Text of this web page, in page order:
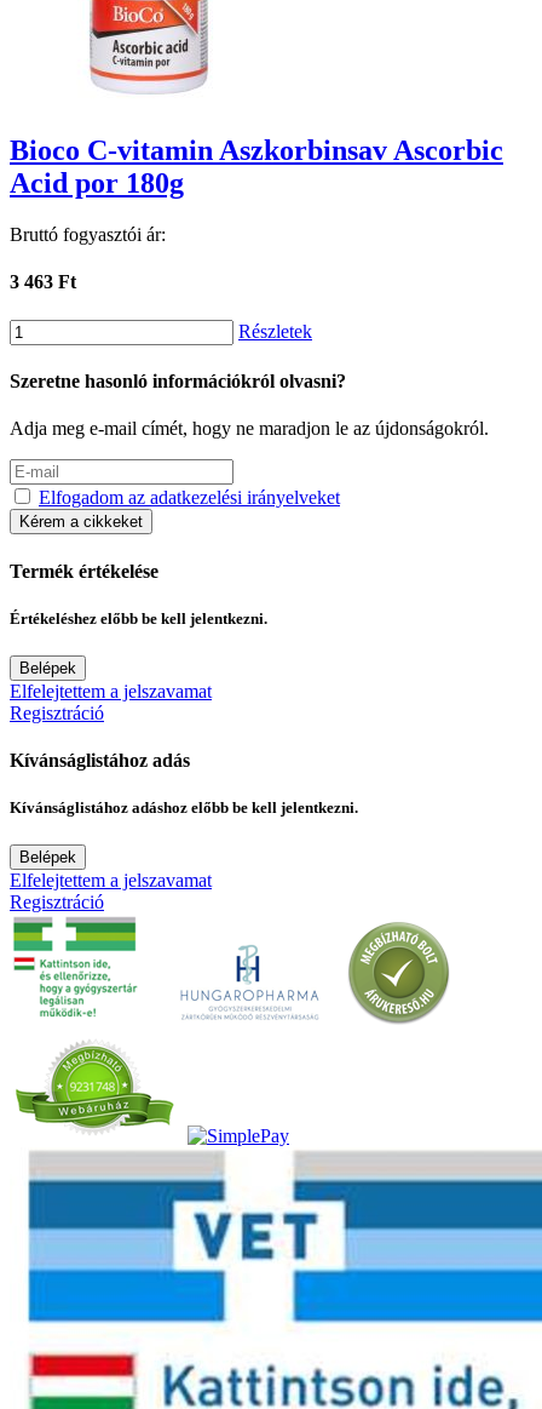
Bioco C-vitamin Aszkorbinsav Ascorbic
Acid por 180g
Bruttó fogyasztói ár:
3 463 Ft
Részletek
Szeretne hasonló információkról olvasni?
Adja meg e-mail címét, hogy ne maradjon le az újdonságokról.
Elfogadom az adatkezelési irányelveket
Kérem a cikkeket
Termék értékelése
Értékeléshez előbb be kell jelentkezni.
Belépek
Elfelejtettem a jelszavamat
Regisztráció
Kívánságlistához adás
Kívánságlistához adáshoz előbb be kell jelentkezni.
Belépek
Elfelejtettem a jelszavamat
Regisztráció